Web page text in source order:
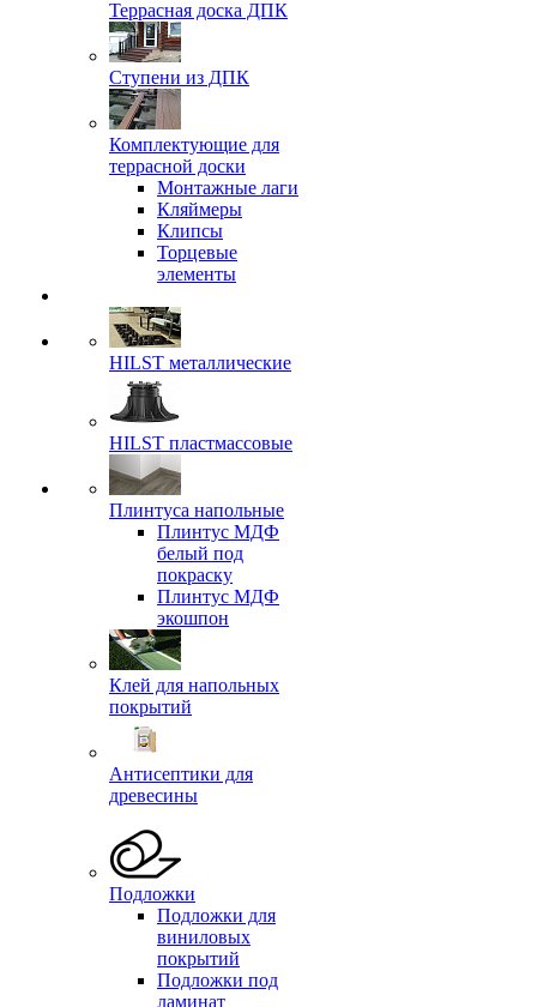
Террасная доска ДПК
Ступени из ДПК
Комплектующие для
террасной доски
Монтажные лаги
Кляймеры
Клипсы
Торцевые
элементы
HILST металлические
HILST пластмассовые
Плинтуса напольные
Плинтус МДФ
белый под
покраску
Плинтус МДФ
экошпон
Клей для напольных
покрытий
Антисептики для
древесины
Подложки
Подложки для
виниловых
покрытий
Подложки под
ламинат